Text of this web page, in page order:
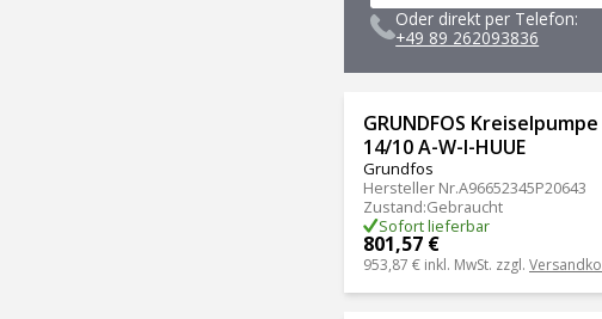
Oder direkt per Telefon:
+49 89 262093836
GRUNDFOS
14/10 A-W-I-HUUE
Grundfos
Hersteller Nr.A96652345P20643
Zustand:Gebraucht
Sofort lieferbar
801,57 €
953,87 € inkl. MwSt. zzgl.